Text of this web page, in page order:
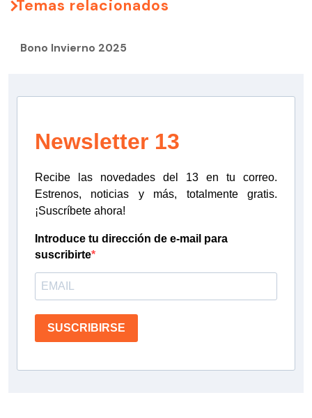
Temas relacionados
Bono Invierno 2025
Newsletter 13
Recibe las novedades del 13 en tu correo.
Estrenos, noticias y más, totalmente gratis.
¡Suscríbete ahora!
Introduce tu dirección de e-mail para
suscribirte
SUSCRIBIRSE